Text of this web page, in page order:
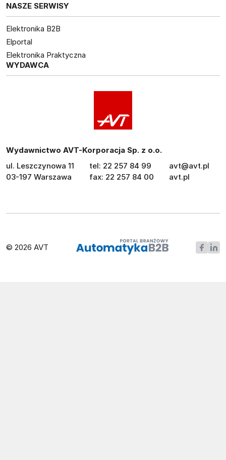
NASZE SERWISY
Elektronika B2B
Elportal
Elektronika Praktyczna
WYDAWCA
Wydawnictwo AVT-Korporacja Sp. z o.o.
ul. Leszczynowa 11
03-197 Warszawa
tel: 22 257 84 99
fax: 22 257 84 00
avt@avt.pl
avt.pl
© 2026 AVT